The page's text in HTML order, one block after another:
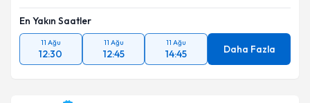
En Yakın Saatler
11 Ağu
12:30
11 Ağu
12:45
11 Ağu
14:45 Daha Fazla